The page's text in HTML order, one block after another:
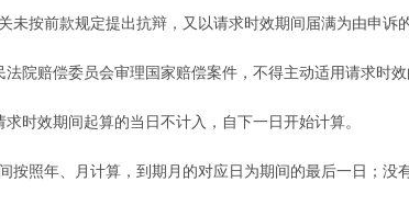
按前款规定提出抗辩，又以请求时效期间届满为由申诉
赔偿委员会审理国家赔偿案件，不得主动适用请求时效
效期间起算的当日不计入，自下一日开始计算。
照年、月计算，到期月的对应日为期间的最后一日；没